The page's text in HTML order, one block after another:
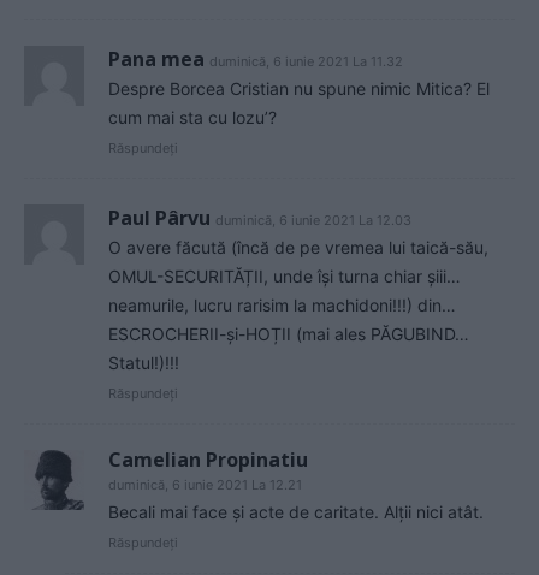
Pana mea duminică, 6 iunie 2021 La 11.32
Despre Borcea Cristian nu spune nimic Mitica? El
cum mai sta cu lozu’?
Răspundeți
Paul Pârvu duminică, 6 iunie 2021 La 12.03
O avere făcută (încă de pe vremea lui taică-său,
OMUL-SECURITĂȚII, unde își turna chiar șiii…
neamurile, lucru rarisim la machidoni!!!) din…
ESCROCHERII-și-HOȚII (mai ales PĂGUBIND…
Statul!)!!!
Răspundeți
Camelian Propinatiu
duminică, 6 iunie 2021 La 12.21
Becali mai face şi acte de caritate. Alţii nici atât.
Răspundeți